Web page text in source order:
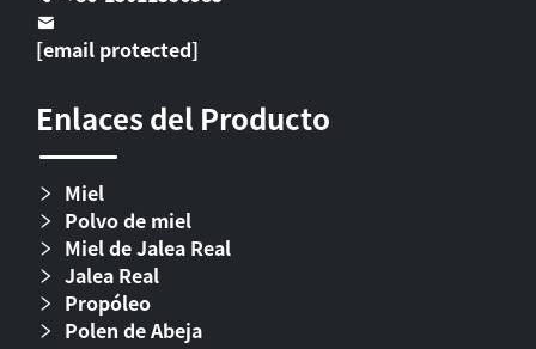
[email protected]
Enlaces del Producto
Miel
Polvo de miel
Miel de Jalea Real
Jalea Real
Propóleo
Polen de Abeja